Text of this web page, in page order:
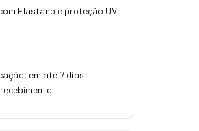
Elastano e proteção UV
em até 7 dias